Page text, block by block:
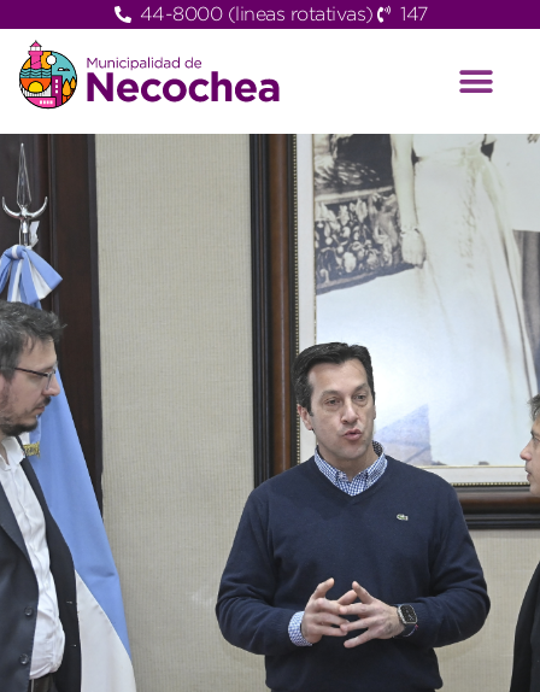
44-8000 (lineas rotativas) 147